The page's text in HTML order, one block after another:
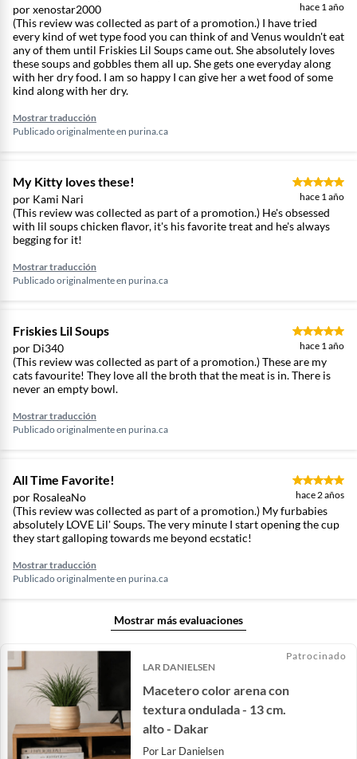
por xenostar2000 hace 1 año
(This review was collected as part of a promotion.) I have tried
every kind of wet type food you can think of and Venus wouldn't eat
any of them until Friskies Lil Soups came out. She absolutely loves
these soups and gobbles them all up. She gets one everyday along
with her dry food. I am so happy I can give her a wet food of some
kind along with her dry.
Mostrar traducción
Publicado originalmente en purina.ca
My Kitty loves these!
por Kami Nari hace 1 año
(This review was collected as part of a promotion.) He's obsessed
with lil soups chicken flavor, it's his favorite treat and he's always
begging for it!
Mostrar traducción
Publicado originalmente en purina.ca
Friskies Lil Soups
por Di340 hace 1 año
(This review was collected as part of a promotion.) These are my
cats favourite! They love all the broth that the meat is in. There is
never an empty bowl.
Mostrar traducción
Publicado originalmente en purina.ca
All Time Favorite!
por RosaleaNo hace 2 años
(This review was collected as part of a promotion.) My furbabies
absolutely LOVE Lil' Soups. The very minute I start opening the cup
they start galloping towards me beyond ecstatic!
Mostrar traducción
Publicado originalmente en purina.ca
Mostrar más evaluaciones
LAR DANIELSEN
Macetero color arena con
textura ondulada - 13 cm.
alto - Dakar
Por Lar Danielsen
Patrocinado